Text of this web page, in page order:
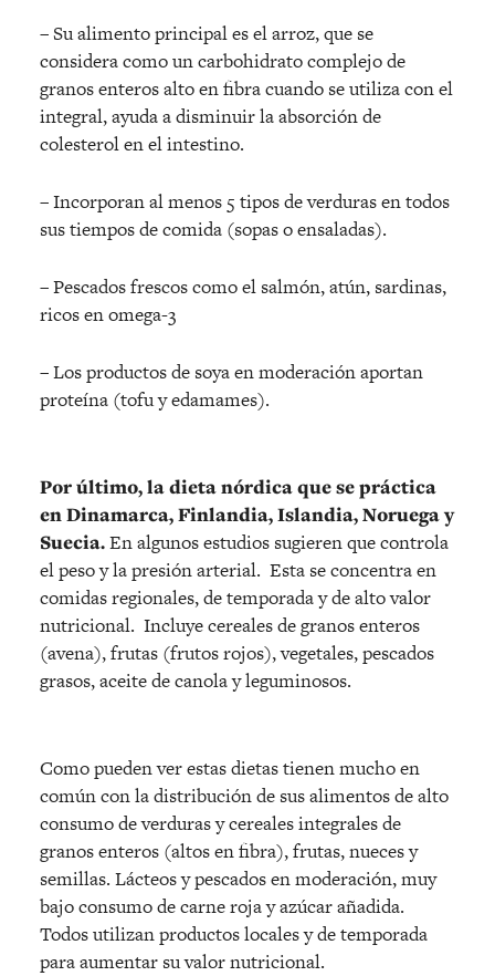
– Su alimento principal es el arroz, que se
considera como un carbohidrato complejo de
granos enteros alto en fibra cuando se utiliza con el
integral, ayuda a disminuir la absorción de
colesterol en el intestino.
– Incorporan al menos 5 tipos de verduras en todos
sus tiempos de comida (sopas o ensaladas).
– Pescados frescos como el salmón, atún, sardinas,
ricos en omega-3
– Los productos de soya en moderación aportan
proteína (tofu y edamames).
Por último, la dieta nórdica que se práctica
en Dinamarca, Finlandia, Islandia, Noruega y
Suecia.En algunos estudios sugieren que controla
el peso y la presión arterial. Esta se concentra en
comidas regionales, de temporada y de alto valor
nutricional. Incluye cereales de granos enteros
(avena), frutas (frutos rojos), vegetales, pescados
grasos, aceite de canola y leguminosos.
Como pueden ver estas dietas tienen mucho en
común con la distribución de sus alimentos de alto
consumo de verduras y cereales integrales de
granos enteros (altos en fibra), frutas, nueces y
semillas. Lácteos y pescados en moderación, muy
bajo consumo de carne roja y azúcar añadida.
Todos utilizan productos locales y de temporada
para aumentar su valor nutricional.